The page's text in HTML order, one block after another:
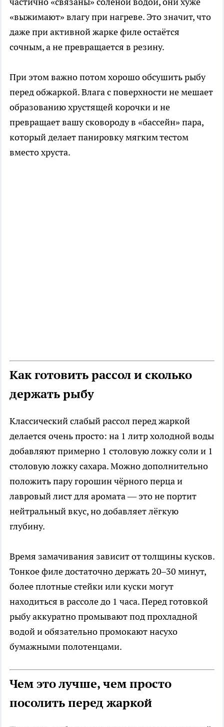
«выжимают» влагу при нагреве. Это значит, что
даже при активной жарке филе остаётся
сочным, а не превращается в резину.
При этом важно потом хорошо обсушить рыбу
перед обжаркой. Влага с поверхности не мешает
образованию хрустящей корочки и не
превращает вашу сковороду в «бассейн» пара,
который делает панировку мягким тестом
вместо хруста.
Как готовить рассол и сколько
держать рыбу
Классический слабый рассол перед жаркой
делается очень просто: на 1 литр холодной воды
добавляют примерно 1 столовую ложку соли и 1
столовую ложку сахара. Можно дополнительно
положить пару горошин чёрного перца и
лавровый лист для аромата — это не портит
нейтральный вкус, но добавляет лёгкую
глубину.
Время замачивания зависит от толщины кусков.
Тонкое филе достаточно держать 20–30 минут,
более плотные стейки или куски могут
находиться в рассоле до 1 часа. Перед готовкой
рыбу аккуратно промывают под прохладной
водой и обязательно промокают насухо
бумажными полотенцами.
Чем это лучше, чем просто
посолить перед жаркой